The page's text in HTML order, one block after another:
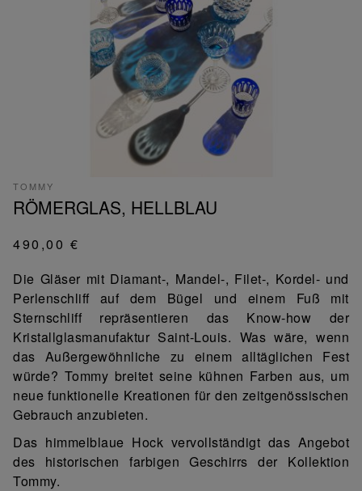
TOMMY
RÖMERGLAS, HELLBLAU
490,00 €
Die Gläser mit Diamant-, Mandel-, Filet-, Kordel- und
Perlenschliff auf dem Bügel und einem Fuß mit
Sternschliff repräsentieren das Know-how der
Kristallglasmanufaktur Saint-Louis. Was wäre, wenn
das Außergewöhnliche zu einem alltäglichen Fest
würde? Tommy breitet seine kühnen Farben aus, um
neue funktionelle Kreationen für den zeitgenössischen
Gebrauch anzubieten.
Das himmelblaue Hock vervollständigt das Angebot
des historischen farbigen Geschirrs der Kollektion
Tommy.